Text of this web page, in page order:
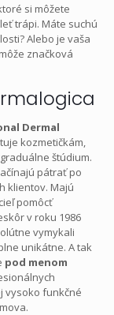
si môžete
trápi. Máte suchú
Alebo je vaša
značková
Dermal
kozmetičkám,
štúdium.
pátrať po
klientov. Majú
pomôcť
v roku 1986
vymykali
unikátne. A tak
pod menom
vysoko funkčné